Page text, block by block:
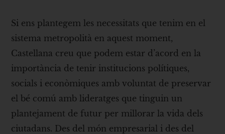
Si ens plantegem les necessitats que tenim en el
sistema metropolità en aquest moment,
Castellana creu que podem estar d’acord en la
importància de tenir institucions polítiques,
socials i econòmiques amb voluntat de preservar
el bé comú amb lideratges que tinguin un
plantejament de futur per millorar la vida dels
ciutadans. Des del món empresarial i des del